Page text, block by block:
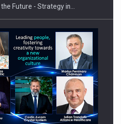
Future - Strategy in…